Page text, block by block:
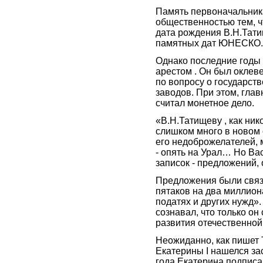
Память
общественностью тем,
дата рождения
памятных дат
Однако последние
арестом . Он был
по вопросу о
заводов. При этом,
считал монетное дело.
«В.Н.Татищеву , как
слишком много в
его недоброжелателей,
- опять на Урал… Но
записок -
Предложения были
пятаков на два
податях и других
сознавал, что только
развития
Неожиданно, как пишет
Екатерины I нашелся